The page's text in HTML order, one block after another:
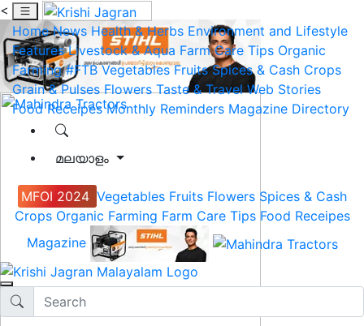
<
Home News Health & Herbs Environment and Lifestyle
Features Livestock & Aqua Farm Care Tips Organic
Farming #FTB Vegetables Fruits Spices & Cash Crops
Grain & Pulses Flowers Taste & Travel Web Stories
Food Receipes Monthly Reminders Magazine Directory
മലയാളം
MFOI 2024 Vegetables Fruits Flowers Spices & Cash
Crops Organic Farming Farm Care Tips Food Receipes
Magazine